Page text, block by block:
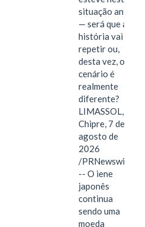
situação antes
— será que a
história vai se
repetir ou,
desta vez, o
cenário é
realmente
diferente?
LIMASSOL,
Chipre, 7 de
agosto de
2026
/PRNewswire/
-- O iene
japonês
continua
sendo uma
moeda